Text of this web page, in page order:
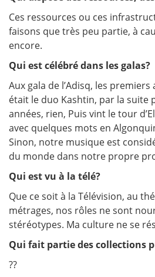
Ces ressources ou ces
faisons que très peu partie, à
encore.
Qui est célébré dans les galas?
Aux gala de l’Adisq, les
était le duo Kashtin, par la suite
années, rien, Puis vint le tour
avec quelques mots en
Sinon, notre musique est
du monde dans notre propre
Qui est vu à la télé?
Que ce soit à la Télévision, au
métrages, nos rôles ne sont
stéréotypes. Ma culture ne se
Qui fait partie des collections
??